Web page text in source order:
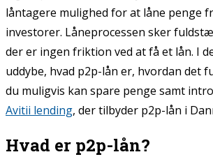
låntagere mulighed for at låne penge
investorer. Låneprocessen sker
der er ingen friktion ved at få et lån. I
uddybe, hvad p2p-lån er, hvordan det
du muligvis kan spare penge samt
Avitii lending, der tilbyder p2p-lån i
Hvad er p2p-lån?